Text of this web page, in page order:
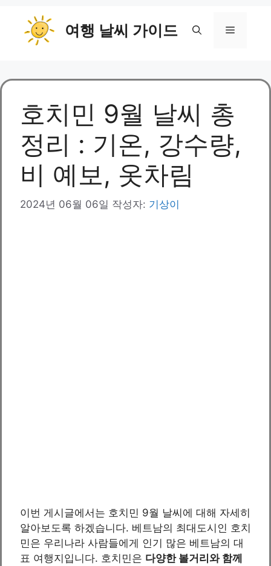
너
여행 날씨 가이드 메
호치민 9월 날씨 총
정리 : 기온, 강수량,
비 예보, 옷차림
2024년 06월 06일 작성자: 기상이
이번 게시글에서는 호치민 9월 날씨에 대해 자세히
알아보도록 하겠습니다. 베트남의 최대도시인 호치
민은 우리나라 사람들에게 인기 많은 베트남의 대
표 여행지입니다. 호치민은 다양한 볼거리와 함께